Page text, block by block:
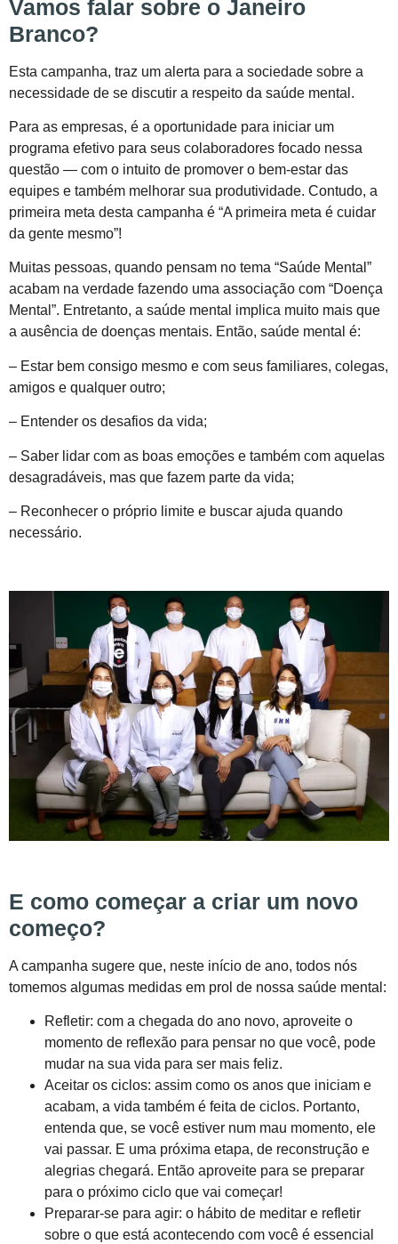
Vamos falar sobre o Janeiro
Branco?
Esta campanha, traz um alerta para a sociedade sobre a
necessidade de se discutir a respeito da saúde mental.
Para as empresas, é a oportunidade para iniciar um
programa efetivo para seus colaboradores focado nessa
questão — com o intuito de promover o bem-estar das
equipes e também melhorar sua produtividade. Contudo, a
primeira meta desta campanha é “A primeira meta é cuidar
da gente mesmo”!
Muitas pessoas, quando pensam no tema “Saúde Mental”
acabam na verdade fazendo uma associação com “Doença
Mental”. Entretanto, a saúde mental implica muito mais que
a ausência de doenças mentais. Então, saúde mental é:
– Estar bem consigo mesmo e com seus familiares, colegas,
amigos e qualquer outro;
– Entender os desafios da vida;
– Saber lidar com as boas emoções e também com aquelas
desagradáveis, mas que fazem parte da vida;
– Reconhecer o próprio limite e buscar ajuda quando
necessário.
E como começar a criar um novo
começo?
A campanha sugere que, neste início de ano, todos nós
tomemos algumas medidas em prol de nossa saúde mental:
Refletir: com a chegada do ano novo, aproveite o
momento de reflexão para pensar no que você, pode
mudar na sua vida para ser mais feliz.
Aceitar os ciclos: assim como os anos que iniciam e
acabam, a vida também é feita de ciclos. Portanto,
entenda que, se você estiver num mau momento, ele
vai passar. E uma próxima etapa, de reconstrução e
alegrias chegará. Então aproveite para se preparar
para o próximo ciclo que vai começar!
Preparar-se para agir: o hábito de meditar e refletir
sobre o que está acontecendo com você é essencial